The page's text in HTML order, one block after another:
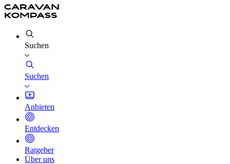
Suchen
Suchen
Anbieten
Entdecken
Ratgeber
Über uns